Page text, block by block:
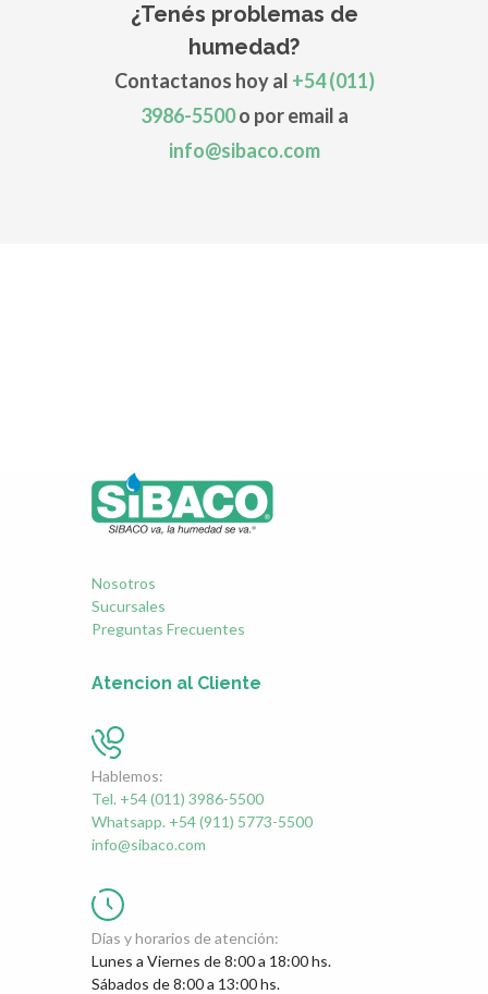
¿Tenés problemas de
humedad?
Contactanos hoy al +54 (011)
3986-5500o por email a
info@sibaco.com
Nosotros
Sucursales
Preguntas Frecuentes
Atencion al Cliente
Hablemos:
Tel. +54 (011) 3986-5500
Whatsapp. +54 (911) 5773-5500
info@sibaco.com
Días y horarios de atención:
Lunes a Viernes de 8:00 a 18:00 hs.
Sábados de 8:00 a 13:00 hs.